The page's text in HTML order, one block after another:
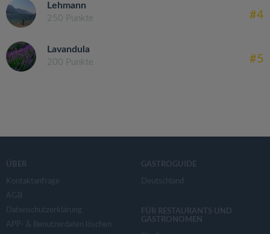
Lehmann
250 Punkte #4
Lavandula
200 Punkte #5
ÜBER
Kontaktanfrage
AGB
Datenschutzerklärung
APP- & Benutzerdaten löschen
GASTROGUIDE
Deutschland
FÜR RESTAURANTS UND
GASTRONOMEN